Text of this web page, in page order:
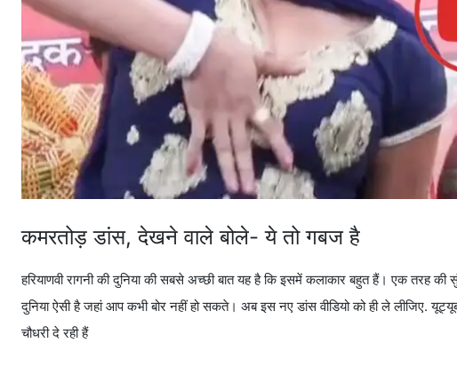
कमरतोड़ डांस, देखने वाले बोले- ये तो गबज है
हरियाणवी रागनी की दुनिया की सबसे अच्छी बात यह है कि इसमें कलाकार बहुत हैं। एक तरह
दुनिया ऐसी है जहां आप कभी बोर नहीं हो सकते। अब इस नए डांस वीडियो को ही ले लीजिए.
चौधरी दे रही हैं